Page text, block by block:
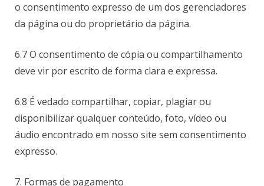
o consentimento expresso de um dos gerenciadores
da página ou do proprietário da página.
6.7 O consentimento de cópia ou compartilhamento
deve vir por escrito de forma clara e expressa.
6.8 É vedado compartilhar, copiar, plagiar ou
disponibilizar qualquer conteúdo, foto, vídeo ou
áudio encontrado em nosso site sem consentimento
expresso.
7. Formas de pagamento